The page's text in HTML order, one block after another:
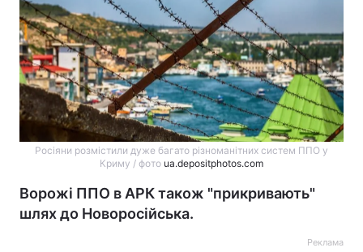
Росіяни розмістили дуже багато різноманітних систем ППО у
Криму / фото ua.depositphotos.com
Ворожі ППО в АРК також "прикривають"
шлях до Новоросійська.
Реклама